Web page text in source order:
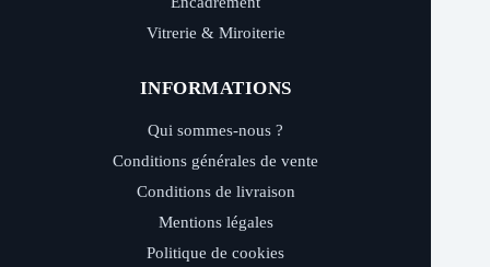
Vitrerie & Miroiterie
INFORMATIONS
Qui sommes-nous ?
Conditions générales de vente
Conditions de livraison
Mentions légales
Politique de cookies